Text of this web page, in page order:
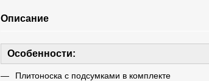
Описание
Особенности:
Плитоноска с подсумками в комплекте